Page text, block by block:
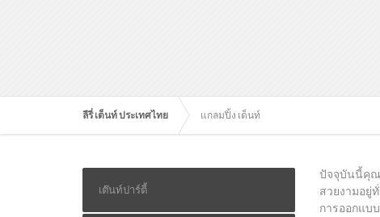
ลีรี่ เต็นท์ ประเทศไทย แกลมปิ้ง เต็นท์
เต๊นท์ปาร์ตี้
ปัจจุบันนี้คุณ
สวยงามอยู่
การออกแบ